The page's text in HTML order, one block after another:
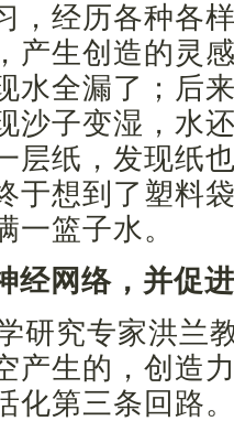
，经历各种各
产生创造的灵
水全漏了；后
沙子变湿，水
层纸，发现纸
于想到了塑料
一篮子水。
经网络，并促
研究专家洪兰
产生的，创造
化第三条回路